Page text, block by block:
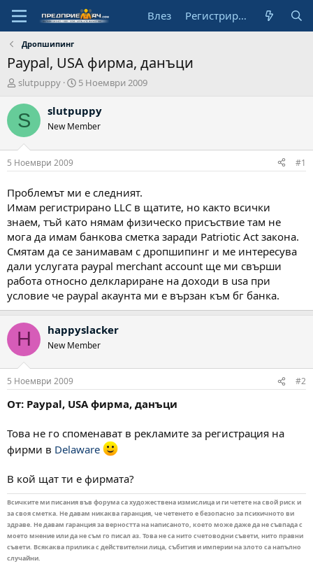
Влез Регистрирай се
Дропшипинг
Paypal, USA фирма, данъци
А
т
о
slutpuppy
Н
ч
л
д
т
а
5 Ноември 2009
S slutpuppy
New Member
5 Ноември 2009 #1
Проблемът ми е следният.
Имам регистриранo LLC в щатите, но както всички
знаем, тъй като нямам физическо присъствие там не
мога да имам банкова сметка заради Patriotic Act закона.
Смятам да се занимавам с дропшипинг и ме интересува
дали услугата paypal merchant account ще ми свърши
работа относно делклариране на доходи в usa при
условие че paypal акаунта ми е вързан към бг банка.
H happyslacker
New Member
5 Ноември 2009 #2
От: Paypal, USA фирма, данъци
Това не го споменават в рекламите за регистрация на
фирми в Delaware
В кой щат ти е фирмата?
Всичките ми писания във форума са художествена измислица и ги четете на свой риск и
за своя сметка. Не давам никаква гаранция, че четенето е безопасно за психичното ви
здраве. Не давам гаранция за верността на написаното, което може даже да не съвпада с
моето мнение или да не съм го писал аз. Това не са нито счетоводни съвети, нито правни
съвети. Всякаква прилика с действителни лица, събития и империи на злото са напълно
случайни.